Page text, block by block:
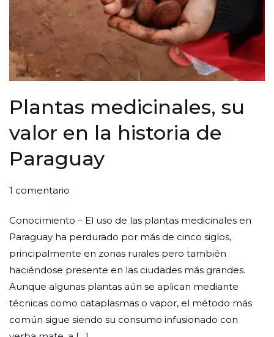
Plantas medicinales, su
valor en la historia de
Paraguay
Por
Ciudad
Nueva
Publicada
31
de
octubre
de
2024
Publicada
Cultura
1 comentario
medicinales,
su
valor
en
la
historia
de
Conocimiento – El uso de las plantas medicinales en
Paraguay ha perdurado por más de cinco siglos,
principalmente en zonas rurales pero también
haciéndose presente en las ciudades más grandes.
Aunque algunas plantas aún se aplican mediante
técnicas como cataplasmas o vapor, el método más
común sigue siendo su consumo infusionado con